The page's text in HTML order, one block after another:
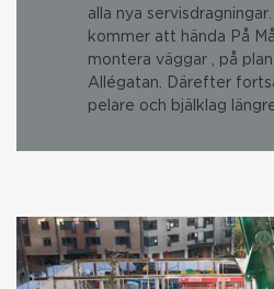
alla nya
kommer att hända På
montera väggar , på
Allégatan. Därefter
pelare och bjälklag